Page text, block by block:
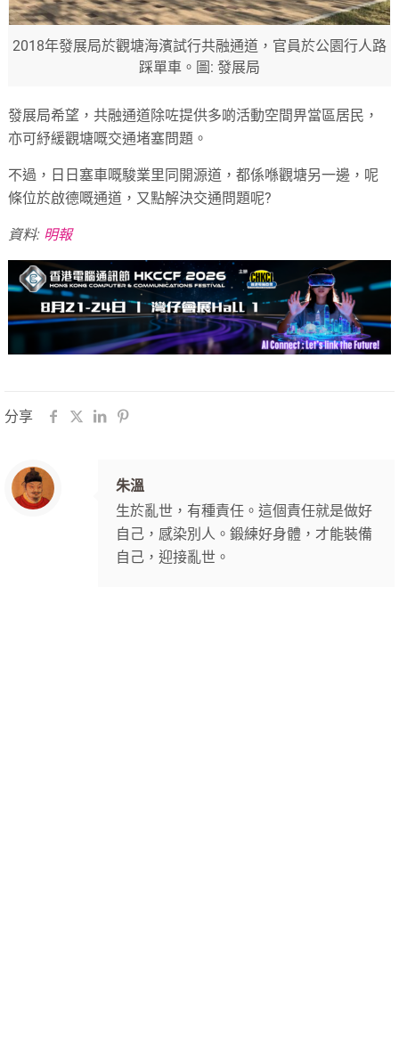
2018年發展局於觀塘海濱試行共融通道，官員於公園行人路
踩單車。圖: 發展局
發展局希望，共融通道除咗提供多啲活動空間畀當區居民，
亦可紓緩觀塘嘅交通堵塞問題。
不過，日日塞車嘅駿業里同開源道，都係喺觀塘另一邊，呢
條位於啟德嘅通道，又點解決交通問題呢?
資料: 明報
分享
朱溫
生於亂世，有種責任。這個責任就是做好
自己，感染別人。鍛練好身體，才能裝備
自己，迎接亂世。